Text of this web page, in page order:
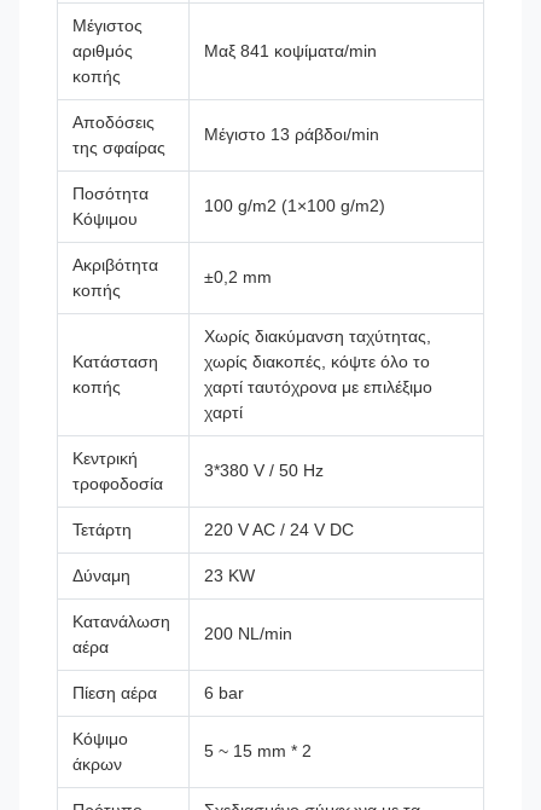
Μέγιστος
αριθμός
κοπής
Μαξ 841 κοψίματα/min
Αποδόσεις
της σφαίρας
Μέγιστο 13 ράβδοι/min
Ποσότητα
Κόψιμου
100 g/m2 (1×100 g/m2)
Ακριβότητα
κοπής
±0,2 mm
Κατάσταση
κοπής
Χωρίς διακύμανση ταχύτητας,
χωρίς διακοπές, κόψτε όλο το
χαρτί ταυτόχρονα με επιλέξιμο
χαρτί
Κεντρική
τροφοδοσία
3*380 V / 50 Hz
Τετάρτη 220 V AC / 24 V DC
Δύναμη 23 KW
Κατανάλωση
αέρα
200 NL/min
Πίεση αέρα 6 bar
Κόψιμο
άκρων
5 ~ 15 mm * 2